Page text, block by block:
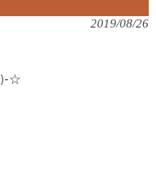
2019/08/26
)-☆